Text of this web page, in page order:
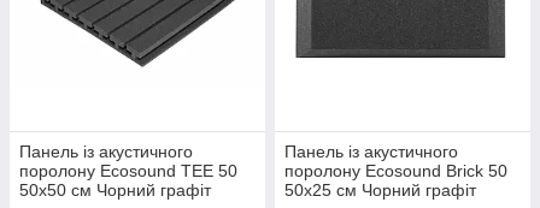
Панель із акустичного
поролону Ecosound TEE 50
50х50 см Чорний графіт
Панель із акустичного
поролону Ecosound Brick 50
50х25 см Чорний графіт